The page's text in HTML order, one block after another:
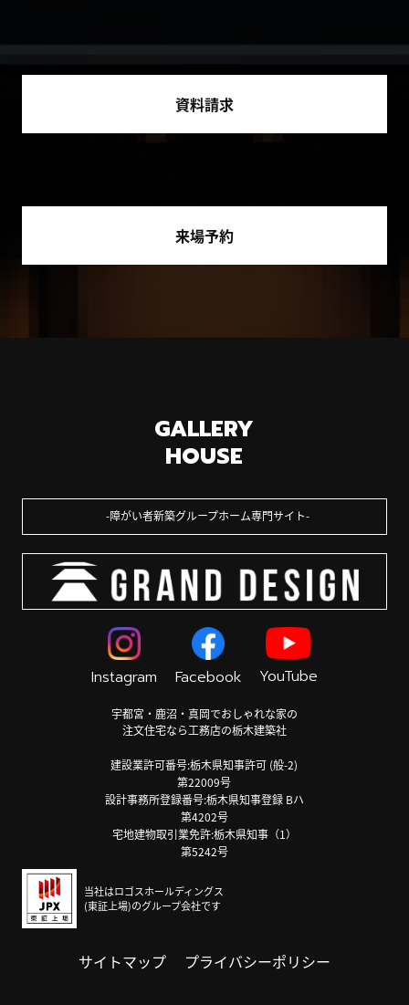
資料請求
来場予約
GALLERY
HOUSE
障がい者新築グループホーム専門サイト
Instagram Facebook YouTube
宇都宮・鹿沼・真岡でおしゃれな家の
注文住宅なら工務店の栃木建築社
建設業許可番号:栃木県知事許可 (般-2)
第22009号
設計事務所登録番号:栃木県知事登録 Bハ
第4202号
宅地建物取引業免許:栃木県知事（1）
第5242号
当社はロゴスホールディングス
(東証上場)のグループ会社です
サイトマップ プライバシーポリシー